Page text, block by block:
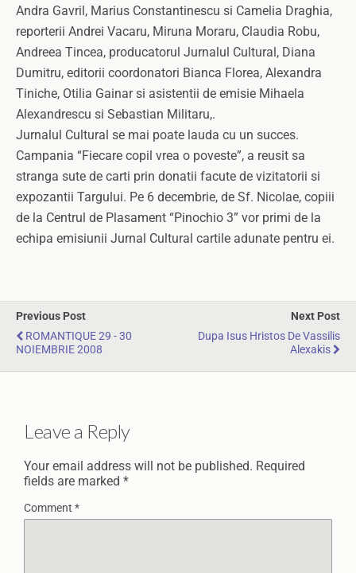
Andra Gavril, Marius Constantinescu si Camelia Draghia,
reporterii Andrei Vacaru, Miruna Moraru, Claudia Robu,
Andreea Tincea, producatorul Jurnalul Cultural, Diana
Dumitru, editorii coordonatori Bianca Florea, Alexandra
Tiniche, Otilia Gainar si asistentii de emisie Mihaela
Alexandrescu si Sebastian Militaru,.
Jurnalul Cultural se mai poate lauda cu un succes.
Campania “Fiecare copil vrea o poveste”, a reusit sa
stranga sute de carti prin donatii facute de vizitatorii si
expozantii Targului. Pe 6 decembrie, de Sf. Nicolae, copiii
de la Centrul de Plasament “Pinochio 3” vor primi de la
echipa emisiunii Jurnal Cultural cartile adunate pentru ei.
Previous Post
ROMANTIQUE 29 - 30
NOIEMBRIE 2008
Next Post
Dupa Isus Hristos De Vassilis
Alexakis
Leave a Reply
Your email address will not be published. Required
fields are marked *
Comment *